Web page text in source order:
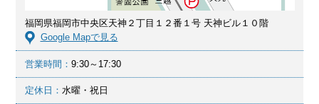
福岡県福岡市中央区天神２丁目１２番１号 天神ビル１０階
Google Mapで見る
営業時間： 9:30～17:30
定休日： 水曜・祝日